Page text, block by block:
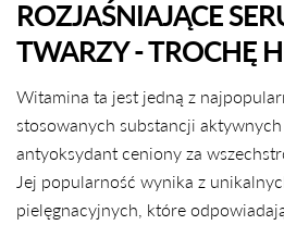
ROZJAŚNIAJĄCE
TWARZY - TROCHĘ
Witamina ta jest jedną z
stosowanych substancji aktywnych
antyoksydant ceniony za
Jej popularność wynika z
pielęgnacyjnych, które